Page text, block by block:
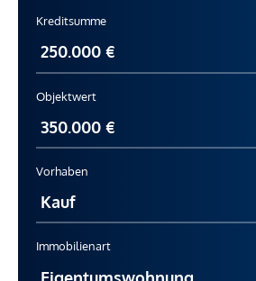
Kreditsumme
Objektwert
Vorhaben
Immobilienart